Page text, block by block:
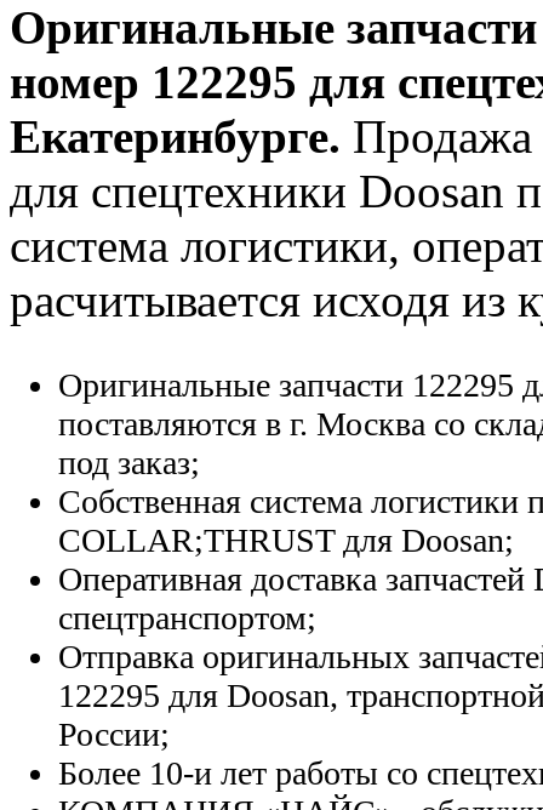
Оригинальные
номер 122295 для
Екатеринбурге. Продажа
для спецтехники Doosan
система логистики,
расчитывается исходя из
Оригинальные запчасти 122295
поставляются в г. Москва со
под заказ;
Собственная система логистики
COLLAR;THRUST для Doosan;
Оперативная доставка запчастей
спецтранспортом;
Отправка оригинальных
122295 для Doosan,
России;
Более 10-и лет работы со